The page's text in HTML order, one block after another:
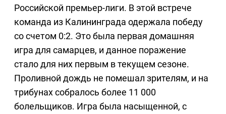
Российской премьер-лиги. В этой встрече
команда из Калининграда одержала победу
со счетом 0:2. Это была первая домашняя
игра для самарцев, и данное поражение
стало для них первым в текущем сезоне.
Проливной дождь не помешал зрителям, и на
трибунах собралось более 11 000
болельщиков. Игра была насыщенной, с